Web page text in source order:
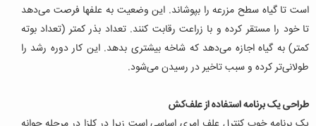
است تا گیاه سطح مزرعه را بپوشاند. این وضعیت به علفها فرصت می‌دهد
تا خود را مستقر کرده و با زراعت رقابت کنند. تعداد بذر کمتر (تعداد بوته
کمتر) به گیاه اجازه می‌دهد که شاخه بیشتری بدهد. این کار دوره رشد را
طولانی‌تر کرده و سبب تاخیر در رسیدن می‌شود.
طراحی یک برنامه استفاده از علف‌کش